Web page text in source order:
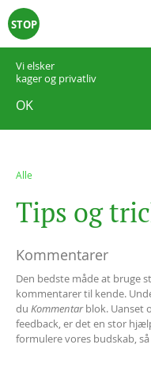
STOP
Vi elsker
kager og privatliv
OK
Alle
Tips ogtric
Kommentarer
Den bedste måde at bruge
kommentarer til kende.
du Kommentarblok. Uanset
feedback, er det en stor
formulere vores budskab,